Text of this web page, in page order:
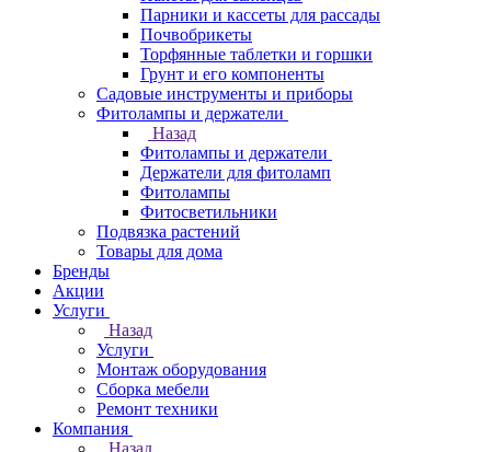
Парники и кассеты для рассады
Почвобрикеты
Торфянные таблетки и горшки
Грунт и его компоненты
Садовые инструменты и приборы
Фитолампы и держатели
Назад
Фитолампы и держатели
Держатели для фитоламп
Фитолампы
Фитосветильники
Подвязка растений
Товары для дома
Бренды
Акции
Услуги
Назад
Услуги
Монтаж оборудования
Сборка мебели
Ремонт техники
Компания
Назад